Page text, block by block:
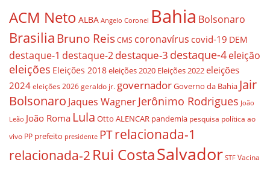
ACM Neto ALBA Angelo Coronel Bahia Bolsonaro
BrasiliaBruno ReisCMS coronavírus covid-19 DEM
destaque-1 destaque-2destaque-3 destaque-4eleição
eleições Eleições 2018eleições 2020 Eleições 2022eleições
2024 eleições 2026 geraldo jr. governadorGoverno da Bahia Jair
Bolsonaro Jaques WagnerJerônimo Rodrigues João
Leão João Roma Lula Otto ALENCAR pandemia pesquisa política ao
vivo PP prefeito presidente PTrelacionada-1
relacionada-2 Rui CostaSalvador STF Vacina